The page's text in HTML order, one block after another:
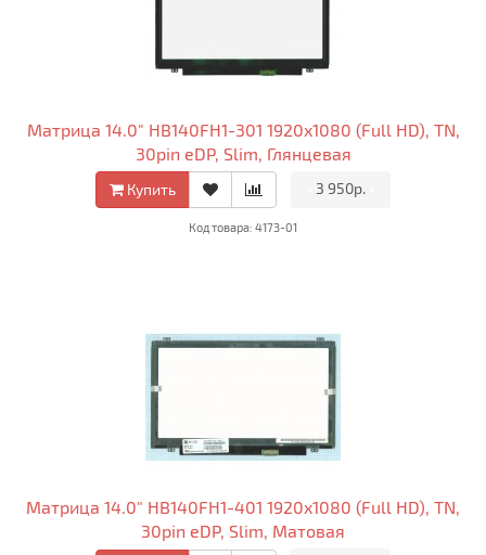
Матрица 14.0" HB140FH1-301 1920x1080 (Full HD), TN,
30pin eDP, Slim, Глянцевая
Купить 3 950р.
Код товара: 4173-01
Матрица 14.0" HB140FH1-401 1920x1080 (Full HD), TN,
30pin eDP, Slim, Матовая